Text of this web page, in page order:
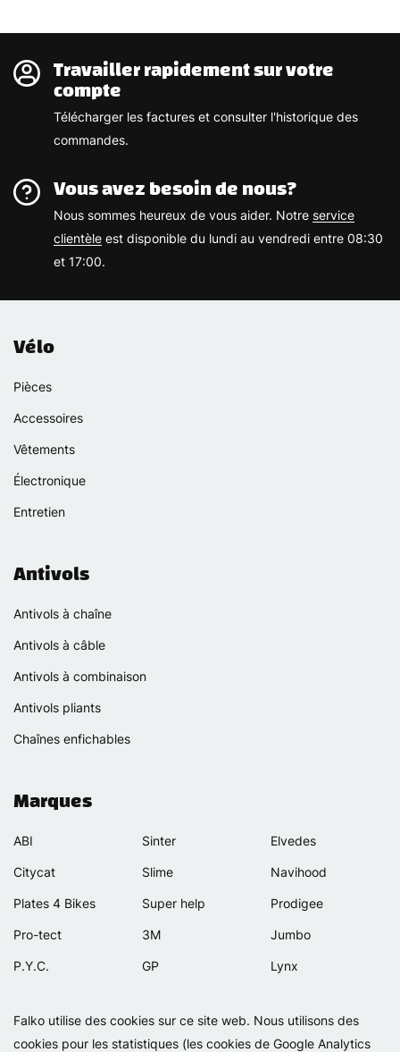
Falko utilise des cookies sur ce site web. Nous utilisons des
cookies pour les statistiques (les cookies de Google Analytics
Travailler rapidement sur votre
compte
Télécharger les factures et consulter l'historique des
commandes.
Vous avez besoin de nous?
Nous sommes heureux de vous aider. Notre service
clientèle est disponible du lundi au vendredi entre 08:30
et 17:00.
Vélo
Pièces
Accessoires
Vêtements
Électronique
Entretien
Antivols
Antivols à chaîne
Antivols à câble
Antivols à combinaison
Antivols pliants
Chaînes enfichables
Marques
ABI
Citycat
Plates 4 Bikes
Pro-tect
P.Y.C.
Selle Orient
Sinter
Slime
Super help
3M
GP
Bellelli
Elvedes
Navihood
Prodigee
Jumbo
Lynx
Motip